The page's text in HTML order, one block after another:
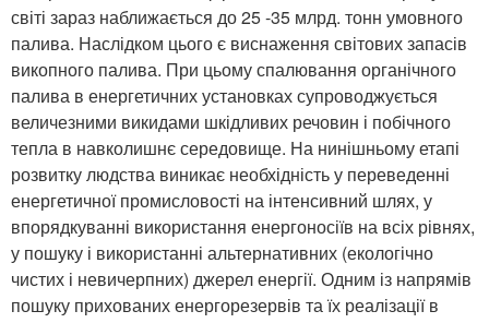
світі зараз наближається до 25 -35 млрд. тонн умовного
палива. Наслідком цього є виснаження світових запасів
викопного палива. При цьому спалювання органічного
палива в енергетичних установках супроводжується
величезними викидами шкідливих речовин і побічного
тепла в навколишнє середовище. На нинішньому етапі
розвитку людства виникає необхідність у переведенні
енергетичної промисловості на інтенсивний шлях, у
впорядкуванні використання енергоносіїв на всіх рівнях,
у пошуку і використанні альтернативних (екологічно
чистих і невичерпних) джерел енергії. Одним із напрямів
пошуку прихованих енергорезервів та їх реалізації в